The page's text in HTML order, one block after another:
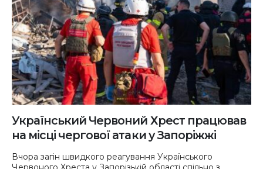
Український Червоний Хрест працював
на місці чергової атаки у Запоріжжі
Вчора загін швидкого реагування Українського